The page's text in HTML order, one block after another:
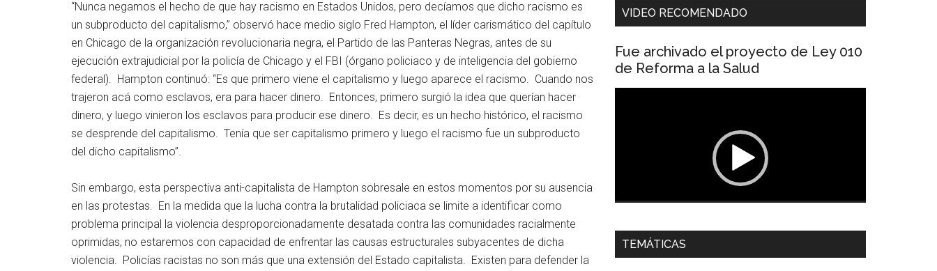
“Nunca negamos el hecho de que hay racismo en Estados Unidos, pero decíamos que dicho racismo es
un subproducto del capitalismo,” observó hace medio siglo Fred Hampton, el líder carismático del capítulo
en Chicago de la organización revolucionaria negra, el Partido de las Panteras Negras, antes de su
ejecución extrajudicial por la policía de Chicago y el FBI (órgano policiaco y de inteligencia del gobierno
federal). Hampton continuó: “Es que primero viene el capitalismo y luego aparece el racismo. Cuando nos
trajeron acá como esclavos, era para hacer dinero. Entonces, primero surgió la idea que querían hacer
dinero, y luego vinieron los esclavos para producir ese dinero. Es decir, es un hecho histórico, el racismo
se desprende del capitalismo. Tenía que ser capitalismo primero y luego el racismo fue un subproducto
del dicho capitalismo”.
Sin embargo, esta perspectiva anti-capitalista de Hampton sobresale en estos momentos por su ausencia
en las protestas. En la medida que la lucha contra la brutalidad policiaca se limite a identificar como
problema principal la violencia desproporcionadamente desatada contra las comunidades racialmente
oprimidas, no estaremos con capacidad de enfrentar las causas estructurales subyacentes de dicha
violencia. Policías racistas no son más que una extensión del Estado capitalista. Existen para defender la
VIDEO RECOMENDADO
Fue archivado el proyecto de Ley 010
de Reforma a la Salud
Dra. Carolina Corcho Mejía,
Latinoamericana Sur, Vicepresidenta Federación
TEMÁTICAS